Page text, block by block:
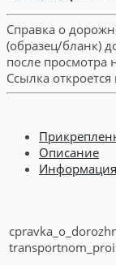
Справка о
(образец/бланк)
после
Ссылка
Описание
Информация